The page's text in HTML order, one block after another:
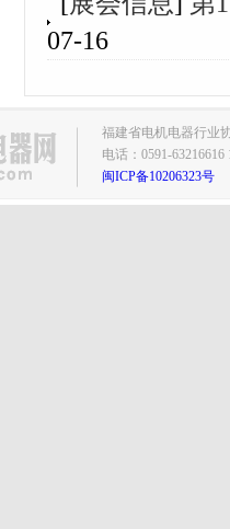
07-16
福建省电机电器行业
电话：0591-
闽ICP备10206323号